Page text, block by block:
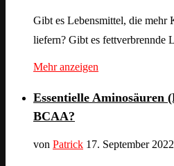
Gibt es Lebensmittel, die mehr
liefern? Gibt es fettverbrennde
Mehr anzeigen
Essentielle Aminosäuren
BCAA?
von Patrick 17. September 2022